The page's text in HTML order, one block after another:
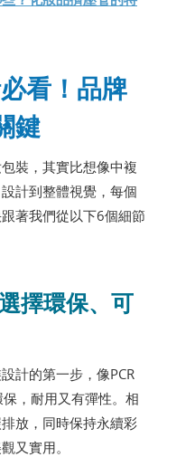
看！品牌
鍵
裝，其實比想像中複
計到整體視覺，每個
著我們從以下6個細節
擇環保、可
計的第一步，像PCR
，耐用又有彈性。相
放，同時保持永續彩
又實用。